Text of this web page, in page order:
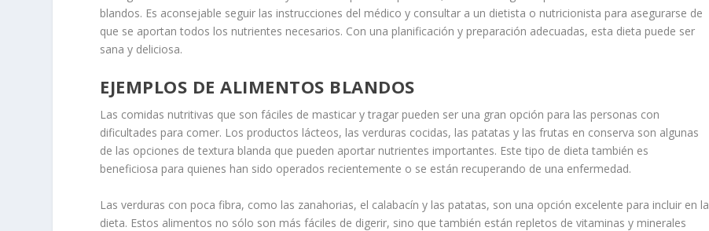
blandos. Es aconsejable seguir las instrucciones del médico y consultar a un dietista o nutricionista para asegurarse de
que se aportan todos los nutrientes necesarios. Con una planificación y preparación adecuadas, esta dieta puede ser
sana y deliciosa.
EJEMPLOS DE ALIMENTOS BLANDOS
Las comidas nutritivas que son fáciles de masticar y tragar pueden ser una gran opción para las personas con
dificultades para comer. Los productos lácteos, las verduras cocidas, las patatas y las frutas en conserva son algunas
de las opciones de textura blanda que pueden aportar nutrientes importantes. Este tipo de dieta también es
beneficiosa para quienes han sido operados recientemente o se están recuperando de una enfermedad.
Las verduras con poca fibra, como las zanahorias, el calabacín y las patatas, son una opción excelente para incluir en la
dieta. Estos alimentos no sólo son más fáciles de digerir, sino que también están repletos de vitaminas y minerales